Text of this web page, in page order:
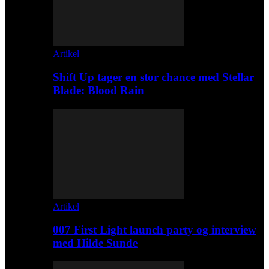
Artikel
Shift Up tager en stor chance med Stellar
Blade: Blood Rain
Artikel
007 First Light launch party og interview
med Hilde Sunde